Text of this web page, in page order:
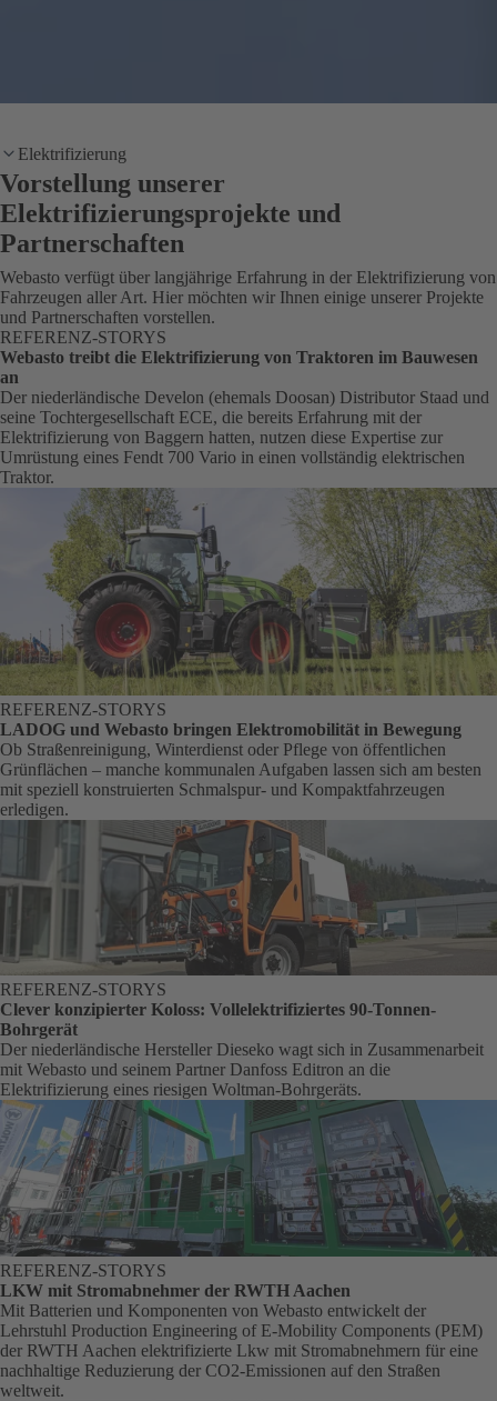
Elektrifizierung
Vorstellung unserer
Elektrifizierungsprojekte und
Partnerschaften
Webasto verfügt über langjährige Erfahrung in der Elektrifizierung von
Fahrzeugen aller Art. Hier möchten wir Ihnen einige unserer Projekte
und Partnerschaften vorstellen.
REFERENZ-STORYS
Webasto treibt die Elektrifizierung von Traktoren im Bauwesen
an
Der niederländische Develon (ehemals Doosan) Distributor Staad und
seine Tochtergesellschaft ECE, die bereits Erfahrung mit der
Elektrifizierung von Baggern hatten, nutzen diese Expertise zur
Umrüstung eines Fendt 700 Vario in einen vollständig elektrischen
Traktor.
REFERENZ-STORYS
LADOG und Webasto bringen Elektromobilität in Bewegung
Ob Straßenreinigung, Winterdienst oder Pflege von öffentlichen
Grünflächen – manche kommunalen Aufgaben lassen sich am besten
mit speziell konstruierten Schmalspur- und Kompaktfahrzeugen
erledigen.
REFERENZ-STORYS
Clever konzipierter Koloss: Vollelektrifiziertes 90-Tonnen-
Bohrgerät
Der niederländische Hersteller Dieseko wagt sich in Zusammenarbeit
mit Webasto und seinem Partner Danfoss Editron an die
Elektrifizierung eines riesigen Woltman-Bohrgeräts.
REFERENZ-STORYS
LKW mit Stromabnehmer der RWTH Aachen
Mit Batterien und Komponenten von Webasto entwickelt der
Lehrstuhl Production Engineering of E-Mobility Components (PEM)
der RWTH Aachen elektrifizierte Lkw mit Stromabnehmern für eine
nachhaltige Reduzierung der CO2-Emissionen auf den Straßen
weltweit.